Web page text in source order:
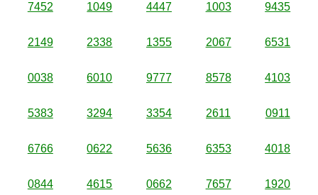
7452 1049 4447 1003 9435
2149 2338 1355 2067 6531
0038 6010 9777 8578 4103
5383 3294 3354 2611 0911
6766 0622 5636 6353 4018
0844 4615 0662 7657 1920